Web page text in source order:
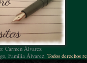
Carmen Álvarez
Familia Álvarez. Todos derechos